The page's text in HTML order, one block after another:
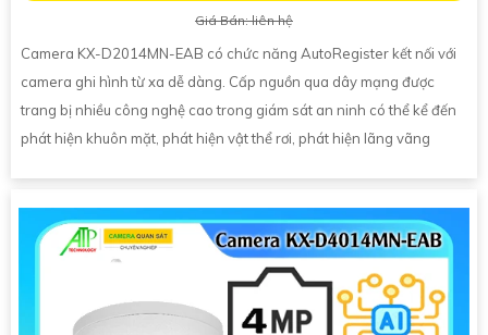
Giá Bán: liên hệ
Camera KX-D2014MN-EAB có chức năng AutoRegister kết nối với
camera ghi hình từ xa dễ dàng. Cấp nguồn qua dây mạng được
trang bị nhiều công nghệ cao trong giám sát an ninh có thể kể đến
phát hiện khuôn mặt, phát hiện vật thể rơi, phát hiện lãng vãng